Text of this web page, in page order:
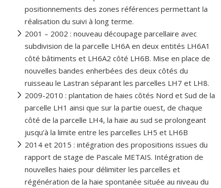
positionnements des zones références permettant la
réalisation du suivi à long terme.
2001 – 2002 : nouveau découpage parcellaire avec
subdivision de la parcelle LH6A en deux entités LH6A1
côté bâtiments et LH6A2 côté LH6B. Mise en place de
nouvelles bandes enherbées des deux côtés du
ruisseau le Lastran séparant les parcelles LH7 et LH8.
2009-2010 : plantation de haies côtés Nord et Sud de la
parcelle LH1 ainsi que sur la partie ouest, de chaque
côté de la parcelle LH4, la haie au sud se prolongeant
jusqu’à la limite entre les parcelles LH5 et LH6B
2014 et 2015 : intégration des propositions issues du
rapport de stage de Pascale METAIS. Intégration de
nouvelles haies pour délimiter les parcelles et
régénération de la haie spontanée située au niveau du